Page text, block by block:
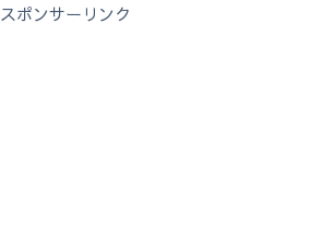
スポンサーリンク